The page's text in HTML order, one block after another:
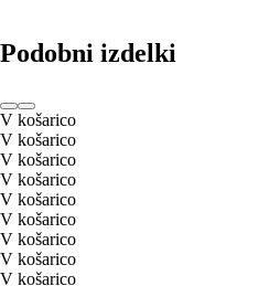
Podobni izdelki
V košarico
V košarico
V košarico
V košarico
V košarico
V košarico
V košarico
V košarico
V košarico